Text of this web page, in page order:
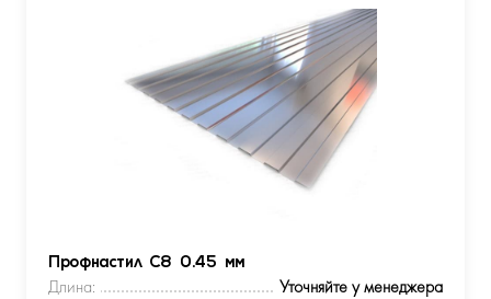
Профнастил С8 0.45 мм
Длина:
Уточняйте у менеджера